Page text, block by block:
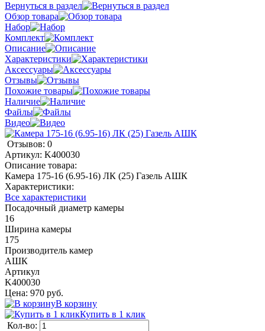
Вернуться в раздел
Обзор товара
Набор
Комплект
Описание
Характеристики
Аксессуары
Отзывы
Похожие товары
Наличие
Файлы
Видео
Отзывов: 0
Артикул: K400030
Описание товара:
Камера 175-16 (6.95-16) ЛК (25) Газель АШК
Характеристики:
Все характеристики
Посадочный диаметр камеры
16
Ширина камеры
175
Производитель камер
АШК
Артикул
K400030
Цена: 970 руб.
В корзину
Купить в 1 клик
Кол-во: